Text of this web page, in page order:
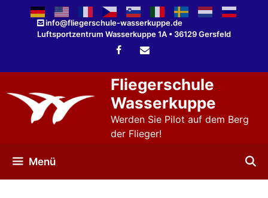
springen
info@fliegerschule-wasserkuppe.de
Luftsportzentrum Wasserkuppe 1A • 36129 Gersfeld
Fliegerschule
Wasserkuppe
Werden Sie Pilot auf dem Berg
der Flieger!
Menü